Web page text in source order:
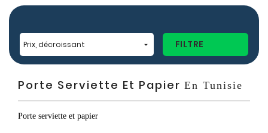
Prix, décroissant  FILTRE
Porte Serviette Et Papier En Tunisie
Porte serviette et papier